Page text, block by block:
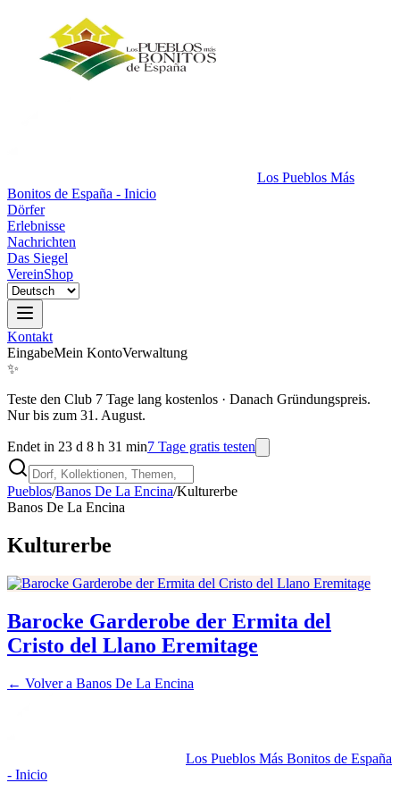
Los Pueblos Más
Bonitos de España - Inicio
Dörfer
Erlebnisse
Nachrichten
Das Siegel
VereinShop
Kontakt
EingabeMein KontoVerwaltung
✨
Teste den Club 7 Tage lang kostenlos · Danach Gründungspreis.
Nur bis zum 31. August.
Endet in 23 d 8 h 31 min7 Tage gratis testen
Pueblos/Banos De La Encina/Kulturerbe
Banos De La Encina
Kulturerbe
Barocke Garderobe der Ermita del
Cristo del Llano Eremitage
← Volver a Banos De La Encina
Los Pueblos Más Bonitos de España
- Inicio